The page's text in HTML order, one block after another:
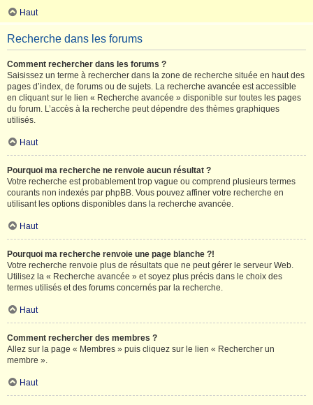
Haut
Recherche dans les forums
Comment rechercher dans les forums ?
Saisissez un terme à rechercher dans la zone de recherche située en haut des
pages d’index, de forums ou de sujets. La recherche avancée est accessible
en cliquant sur le lien « Recherche avancée » disponible sur toutes les pages
du forum. L’accès à la recherche peut dépendre des thèmes graphiques
utilisés.
Haut
Pourquoi ma recherche ne renvoie aucun résultat ?
Votre recherche est probablement trop vague ou comprend plusieurs termes
courants non indexés par phpBB. Vous pouvez affiner votre recherche en
utilisant les options disponibles dans la recherche avancée.
Haut
Pourquoi ma recherche renvoie une page blanche ?!
Votre recherche renvoie plus de résultats que ne peut gérer le serveur Web.
Utilisez la « Recherche avancée » et soyez plus précis dans le choix des
termes utilisés et des forums concernés par la recherche.
Haut
Comment rechercher des membres ?
Allez sur la page « Membres » puis cliquez sur le lien « Rechercher un
membre ».
Haut